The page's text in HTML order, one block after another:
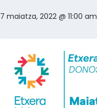
7 maiatza, 2022 @ 11:00 am